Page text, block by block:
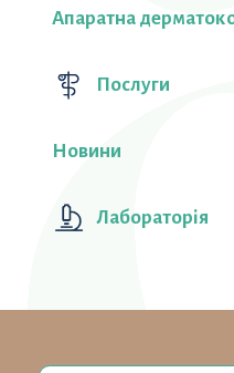
Апаратна
Послуги
Новини
Лабораторiя